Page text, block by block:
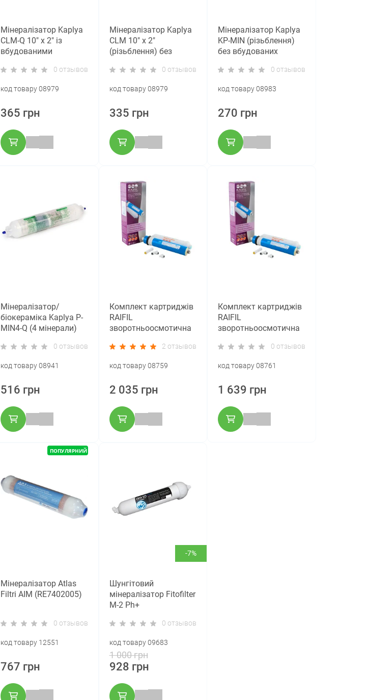
Мінералізатор Kaplya
CLM-Q 10" х 2" із
вбудованими
0 отзывов
код товару 08979
365 грн
Мінералізатор Kaplya
CLM 10" х 2"
(різьблення) без
0 отзывов
код товару 08979
335 грн
Мінералізатор Kaplya
KP-MIN (різьблення)
без вбудованих
0 отзывов
код товару 08983
270 грн
Мінералізатор/
біокераміка Kaplya P-
MIN4-Q (4 мінерали)
0 отзывов
код товару 08941
516 грн
Комплект картриджів
RAIFIL
зворотньоосмотична
постфільтр
2 отзывов
код товару 08759
2 035 грн
Комплект картриджів
RAIFIL
зворотньоосмотична
постфільтр
0 отзывов
код товару 08761
1 639 грн
ПОПУЛЯРНИЙ
Мінералізатор Atlas
Filtri AIM (RE7402005)
0 отзывов
код товару 12551
767 грн
-7%
Шунгітовий
мінералізатор Fitofilter
M-2 Рh+
0 отзывов
код товару 09683
1 000 грн
928 грн